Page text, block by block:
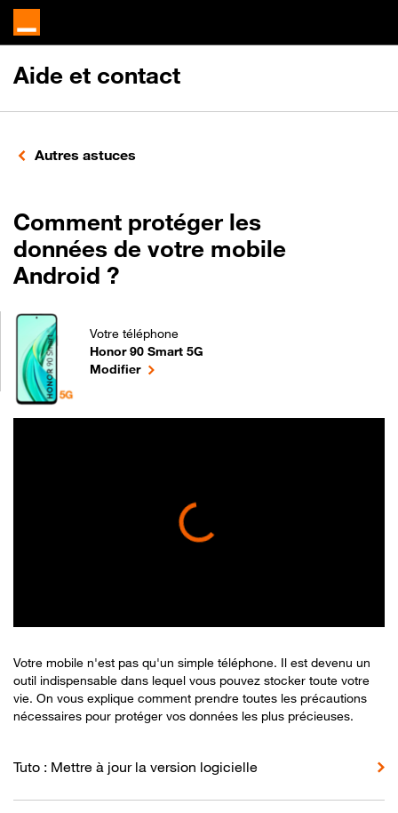
Aide et contact
Autres astuces
Comment protéger les
données de votre mobile
Android ?
Votre téléphone
Honor 90 Smart 5G
Comment protéger les données de votre mobile
Modifierle téléphone sélectionné
Votre mobile n'est pas qu'un simple téléphone. Il est devenu un
outil indispensable dans lequel vous pouvez stocker toute votre
vie. On vous explique comment prendre toutes les précautions
nécessaires pour protéger vos données les plus précieuses.
Tuto : Mettre à jour la version logicielle